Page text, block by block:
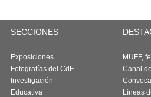
SECCIONES
Exposiciones
Fotografías del CdF
Investigación
Educativa
MUFF,
Canal
Líneas